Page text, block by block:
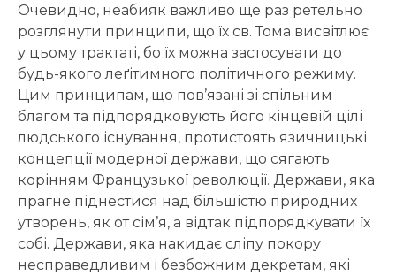
Очевидно, неабияк важливо ще раз ретельно
розглянути принципи, що їх св. Тома висвітлює
у цьому трактаті, бо їх можна застосувати до
будь-якого леґітимного політичного режиму.
Цим принципам, що пов’язані зі спільним
благом та підпорядковують його кінцевій цілі
людського існування, протистоять язичницькі
концепції модерної держави, що сягають
корінням Французької революції. Держави, яка
прагне піднестися над більшістю природних
утворень, як от сім’я, а відтак підпорядкувати їх
собі. Держави, яка накидає сліпу покору
несправедливим і безбожним декретам, які